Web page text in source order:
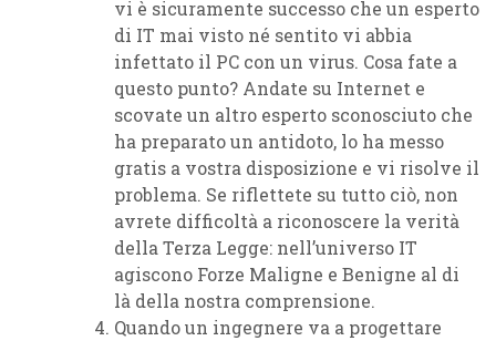
vi è sicuramente successo che un esperto
di IT mai visto né sentito vi abbia
infettato il PC con un virus. Cosa fate a
questo punto? Andate su Internet e
scovate un altro esperto sconosciuto che
ha preparato un antidoto, lo ha messo
gratis a vostra disposizione e vi risolve il
problema. Se riflettete su tutto ciò, non
avrete difficoltà a riconoscere la verità
della Terza Legge: nell’universo IT
agiscono Forze Maligne e Benigne al di
là della nostra comprensione.
Quando un ingegnere va a progettare